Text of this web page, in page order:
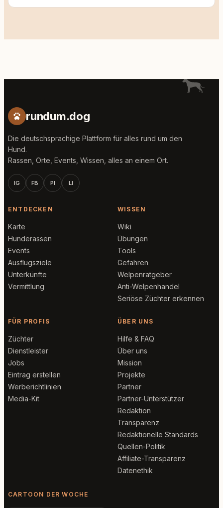
rundum.dog
Die deutschsprachige Plattform für alles rund um den
Hund.
Rassen, Orte, Events, Wissen, alles an einem Ort.
IG FB PI LI
ENTDECKEN
Karte
Hunderassen
Events
Ausflugsziele
Unterkünfte
Vermittlung
WISSEN
Wiki
Übungen
Tools
Gefahren
Welpenratgeber
Anti-Welpenhandel
Seriöse Züchter erkennen
FÜR PROFIS
Züchter
Dienstleister
Jobs
Eintrag erstellen
Werberichtlinien
Media-Kit
ÜBER UNS
Hilfe & FAQ
Über uns
Mission
Projekte
Partner
Partner-Unterstützer
Redaktion
Transparenz
Redaktionelle Standards
Quellen-Politik
Affiliate-Transparenz
Datenethik
CARTOON DER WOCHE